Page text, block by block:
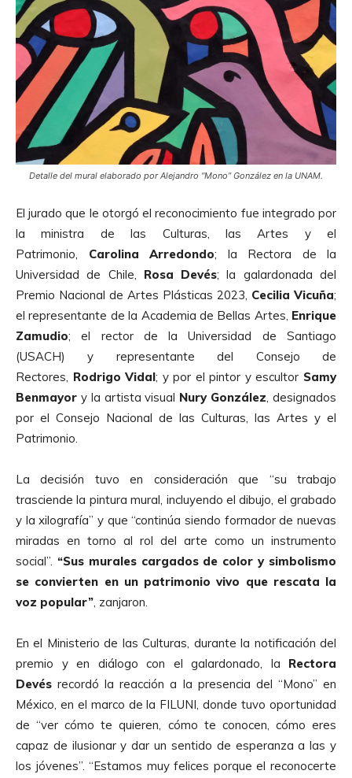
Detalle del mural elaborado por Alejandro “Mono” González en la UNAM.
El jurado que le otorgó el reconocimiento fue integrado por
la ministra de las Culturas, las Artes y el
Patrimonio, Carolina Arredondo; la Rectora de la
Universidad de Chile, Rosa Devés; la galardonada del
Premio Nacional de Artes Plásticas 2023, Cecilia Vicuña;
el representante de la Academia de Bellas Artes, Enrique
Zamudio; el rector de la Universidad de Santiago
(USACH) y representante del Consejo de
Rectores, Rodrigo Vidal; y por el pintor y escultor Samy
Benmayor y la artista visual Nury González, designados
por el Consejo Nacional de las Culturas, las Artes y el
Patrimonio.
La decisión tuvo en consideración que “su trabajo
trasciende la pintura mural, incluyendo el dibujo, el grabado
y la xilografía” y que “continúa siendo formador de nuevas
miradas en torno al rol del arte como un instrumento
social”. “Sus murales cargados de color y simbolismo
se convierten en un patrimonio vivo que rescata la
voz popular”, zanjaron.
En el Ministerio de las Culturas, durante la notificación del
premio y en diálogo con el galardonado, la Rectora
Devés recordó la reacción a la presencia del “Mono” en
México, en el marco de la FILUNI, donde tuvo oportunidad
de “ver cómo te quieren, cómo te conocen, cómo eres
capaz de ilusionar y dar un sentido de esperanza a las y
los jóvenes”. “Estamos muy felices porque el reconocerte